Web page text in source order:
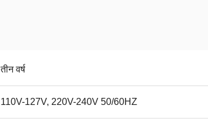
तीन वर्ष
110V-127V, 220V-240V 50/60HZ